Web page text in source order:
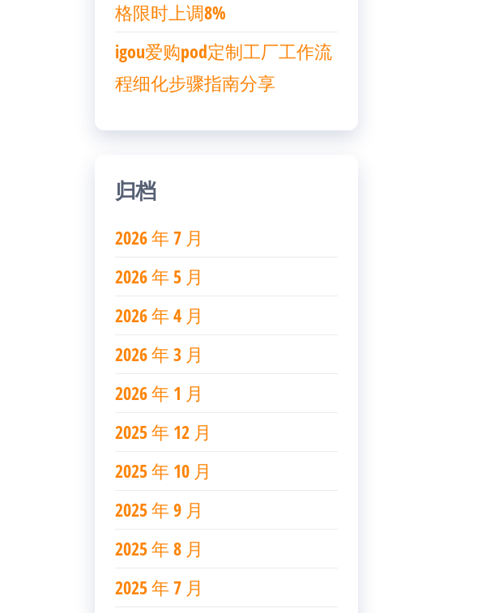
格限时上调8%
igou爱购pod定制工厂工作流
程细化步骤指南分享
归档
2026 年 7 月
2026 年 5 月
2026 年 4 月
2026 年 3 月
2026 年 1 月
2025 年 12 月
2025 年 10 月
2025 年 9 月
2025 年 8 月
2025 年 7 月